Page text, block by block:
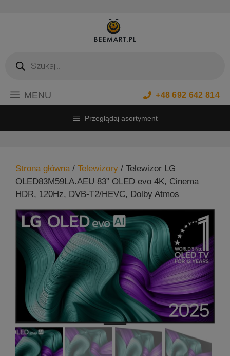
produktów
+48 692 642 814
MENU
Przeglądaj asortyment
Strona główna/ Telewizory / Telewizor LG
OLED83M59LA.AEU 83” OLED evo 4K, Cinema
HDR, 120Hz, DVB-T2/HEVC, Dolby Atmos